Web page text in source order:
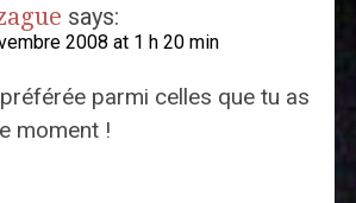
says:
2008 at 1 h 20 min
parmi celles que tu as
moment !